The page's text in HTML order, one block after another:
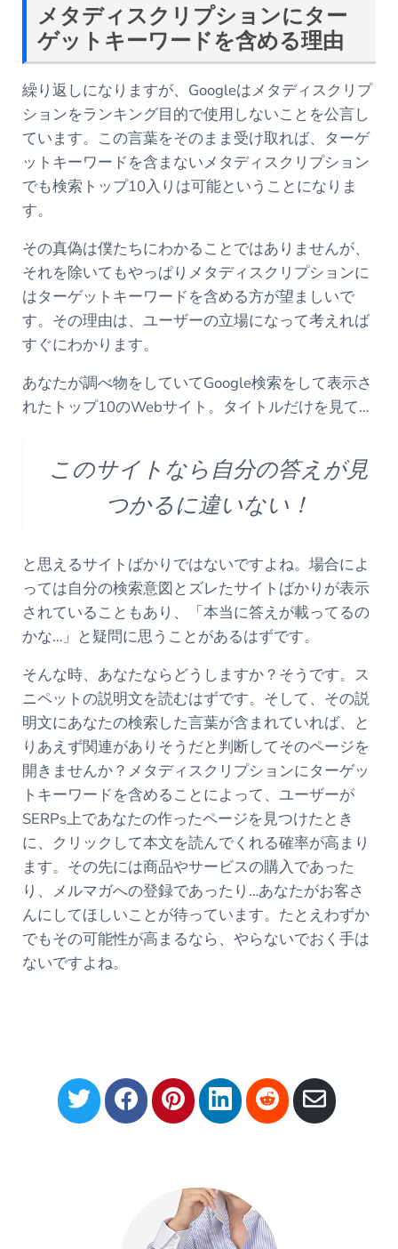
メタディスクリプションにター
ゲットキーワードを含める理由
繰り返しになりますが、Googleはメタディスクリプ
ションをランキング目的で使用しないことを公言し
ています。この言葉をそのまま受け取れば、ターゲ
ットキーワードを含まないメタディスクリプション
でも検索トップ10入りは可能ということになりま
す。
その真偽は僕たちにわかることではありませんが、
それを除いてもやっぱりメタディスクリプションに
はターゲットキーワードを含める方が望ましいで
す。その理由は、ユーザーの立場になって考えれば
すぐにわかります。
あなたが調べ物をしていてGoogle検索をして表示さ
れたトップ10のWebサイト。タイトルだけを見て…
このサイトなら自分の答えが見
つかるに違いない！
と思えるサイトばかりではないですよね。場合によ
っては自分の検索意図とズレたサイトばかりが表示
されていることもあり、「本当に答えが載ってるの
かな…」と疑問に思うことがあるはずです。
そんな時、あなたならどうしますか？そうです。ス
ニペットの説明文を読むはずです。そして、その説
明文にあなたの検索した言葉が含まれていれば、と
りあえず関連がありそうだと判断してそのページを
開きませんか？メタディスクリプションにターゲッ
トキーワードを含めることによって、ユーザーが
SERPs上であなたの作ったページを見つけたとき
に、クリックして本文を読んでくれる確率が高まり
ます。その先には商品やサービスの購入であった
り、メルマガへの登録であったり…あなたがお客さ
んにしてほしいことが待っています。たとえわずか
でもその可能性が高まるなら、やらないでおく手は
ないですよね。
S
h
S
h
n
S
h
e
o
n
S
h
e
o
n
S
h
S
h